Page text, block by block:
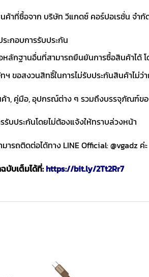
ค้าที่ซื้อจาก บริษัท วีแกดซ์ คอร์ปอเรชั่น จำกั
ะกอบการรับประกัน
ลักฐานอื่นที่สามารถยืนยันการซื้อสินค้าได้
ขอสงวนสิทธิ์ในการไม่รับประกันสินค้าไม่ว่
า, คู่มือ, อุปกรณ์ต่าง ๆ รวมถึงบรรจุภัณฑ์
บประกันโดยไม่ต้องแจ้งให้ทราบล่วงหน้า
รถติดต่อได้ทาง LINE Official: @vgadz ค่ะ
บับเต็มได้ที่:https://bit.ly/2Tt2Rr7